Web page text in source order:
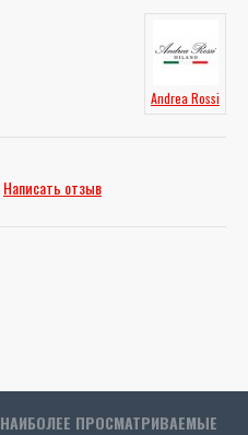
Andrea Rossi
Написать отзыв
НАИБОЛЕЕ ПРОСМАТРИВАЕМЫЕ